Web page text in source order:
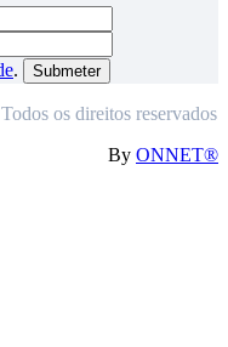
.
os direitos reservados
By ONNET®